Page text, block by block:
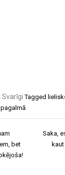
Svarīgi Tagged
bet
Saka,